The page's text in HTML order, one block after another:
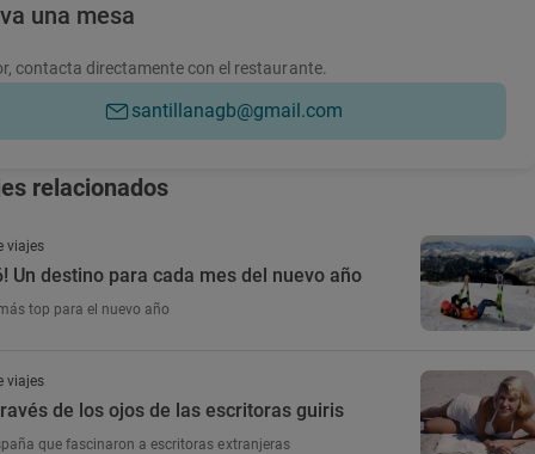
una mesa
santillanagb@gmail.com
contacta directamente con el restaurante.
relacionados
viajes
Un destino para cada mes del nuevo año
top para el nuevo año
viajes
de los ojos de las escritoras guiris
que fascinaron a escritoras extranjeras